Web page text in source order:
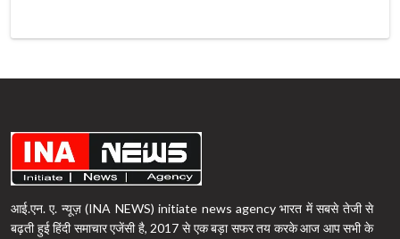
आई.एन. ए. न्यूज़ (INA NEWS) initiate news agency भारत में सबसे तेजी से
बढ़ती हुई हिंदी समाचार एजेंसी है, 2017 से एक बड़ा सफर तय करके आज आप सभी के